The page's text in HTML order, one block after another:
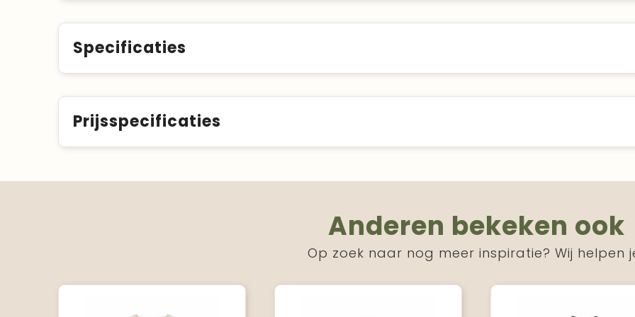
Specificaties
Prijsspecificaties
Anderen bekeken ook
Op zoek naar nog meer inspiratie? Wij helpen